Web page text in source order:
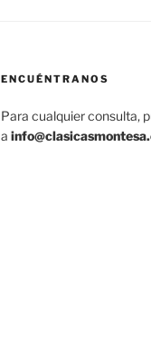
ENCUÉNTRANOS
Para cualquier consulta,
a